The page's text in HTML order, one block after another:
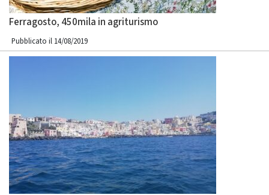
Ferragosto, 450mila in agriturismo
Pubblicato il 14/08/2019